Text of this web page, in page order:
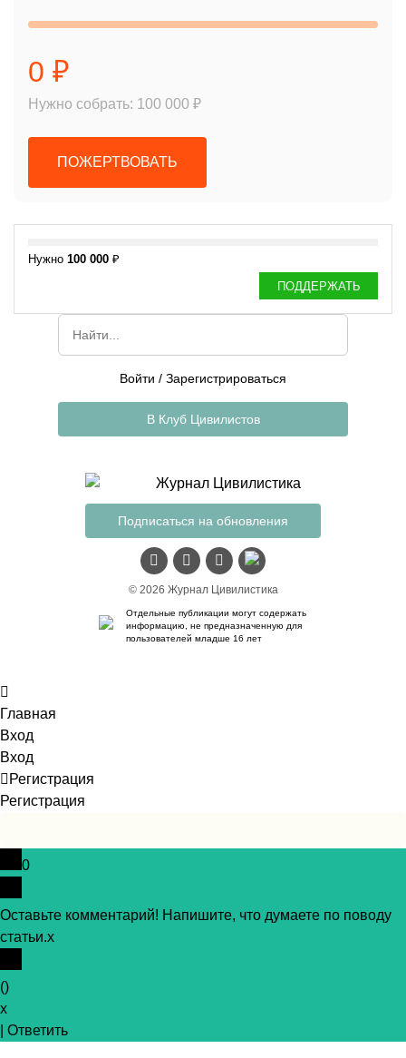
0 ₽
Нужно собрать: 100 000 ₽
ПОЖЕРТВОВАТЬ
Нужно 100 000 ₽
ПОДДЕРЖАТЬ
Подписаться на обновления
© 2026 Журнал Цивилистика
Отдельные публикации могут содержать
информацию, не предназначенную для
пользователей младше 16 лет
Войти / Зарегистрироваться
В Клуб Цивилистов
Главная
Вход
Вход
Регистрация
Регистрация
0
Оставьте комментарий! Напишите, что думаете по поводу
статьи.x
()
x
Ответить